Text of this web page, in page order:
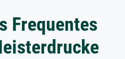
Frequentes